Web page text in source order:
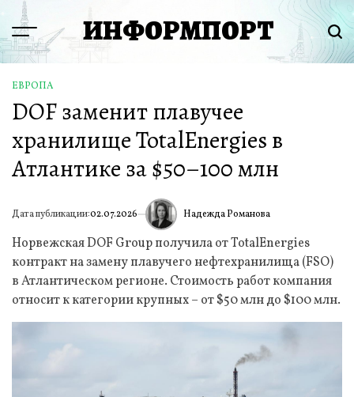
Перейти
содержимому
Menu ИНФОРМПОРТ
ОПУБЛИКОВАНО
В
ЕВРОПА
DOF заменит плавучее
хранилище TotalEnergies в
Атлантике за $50–100 млн
Дата публикации:02.07.2026 ИА Надежда Романова
Норвежская DOF Group получила от TotalEnergies
контракт на замену плавучего нефтехранилища (FSO)
в Атлантическом регионе. Стоимость работ компания
относит к категории крупных – от $50 млн до $100 млн.